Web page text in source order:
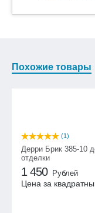
Норма расшивки
Вес (кг/кв.м):
Длина(см):
Высота (см):
Похожие товары
(1)
Дерри Брик 385-10
отделки
1 450 Рублей
Цена за